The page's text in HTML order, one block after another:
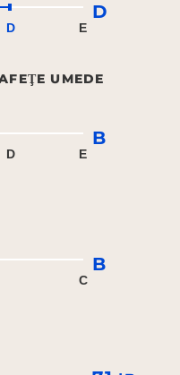
D E
D
UMEDE
D E
B
C
B